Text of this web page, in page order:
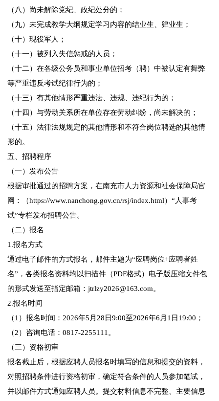
（八）尚未解除党纪、政纪处分的；
（九）未完成教学大纲规定学习内容的结业生、肄业生；
（十）现役军人；
（十一）被列入失信惩戒的人员；
（十二）在各级公务员和事业单位招考（聘）中被认定有舞弊
等严重违反考试纪律行为的；
（十三）有其他情形严重违法、违规、违纪行为的；
（十四）与劳动关系所在单位存在劳动纠纷，尚未解决的；
（十五）法律法规规定的其他情形和不符合岗位聘选的其他情
形的。
五、招聘程序
（一）发布公告
根据审批通过的招聘方案，在南充市人力资源和社会保障局官
网：（https://www.nanchong.gov.cn/rsj/index.html）“人事考
试”专栏发布招聘公告。
（二）报名
1.报名方式
通过电子邮件的方式报名，邮件主题为“应聘岗位+应聘者姓
名”，各类报名资料均以扫描件（PDF格式）电子版压缩文件包
的形式发送至指定邮箱：jtrlzy2026@163.com。
2.报名时间
（1）报名时间：2026年5月28日9:00至2026年6月1日19:00；
（2）咨询电话：0817-2255111。
（三）资格初审
报名截止后，根据应聘人员报名时填写的信息和提交的资料，
对照招聘条件进行资格初审，确定符合条件的人员参加笔试，
并以邮件方式通知应聘人员。提交材料信息不完整、主要信息